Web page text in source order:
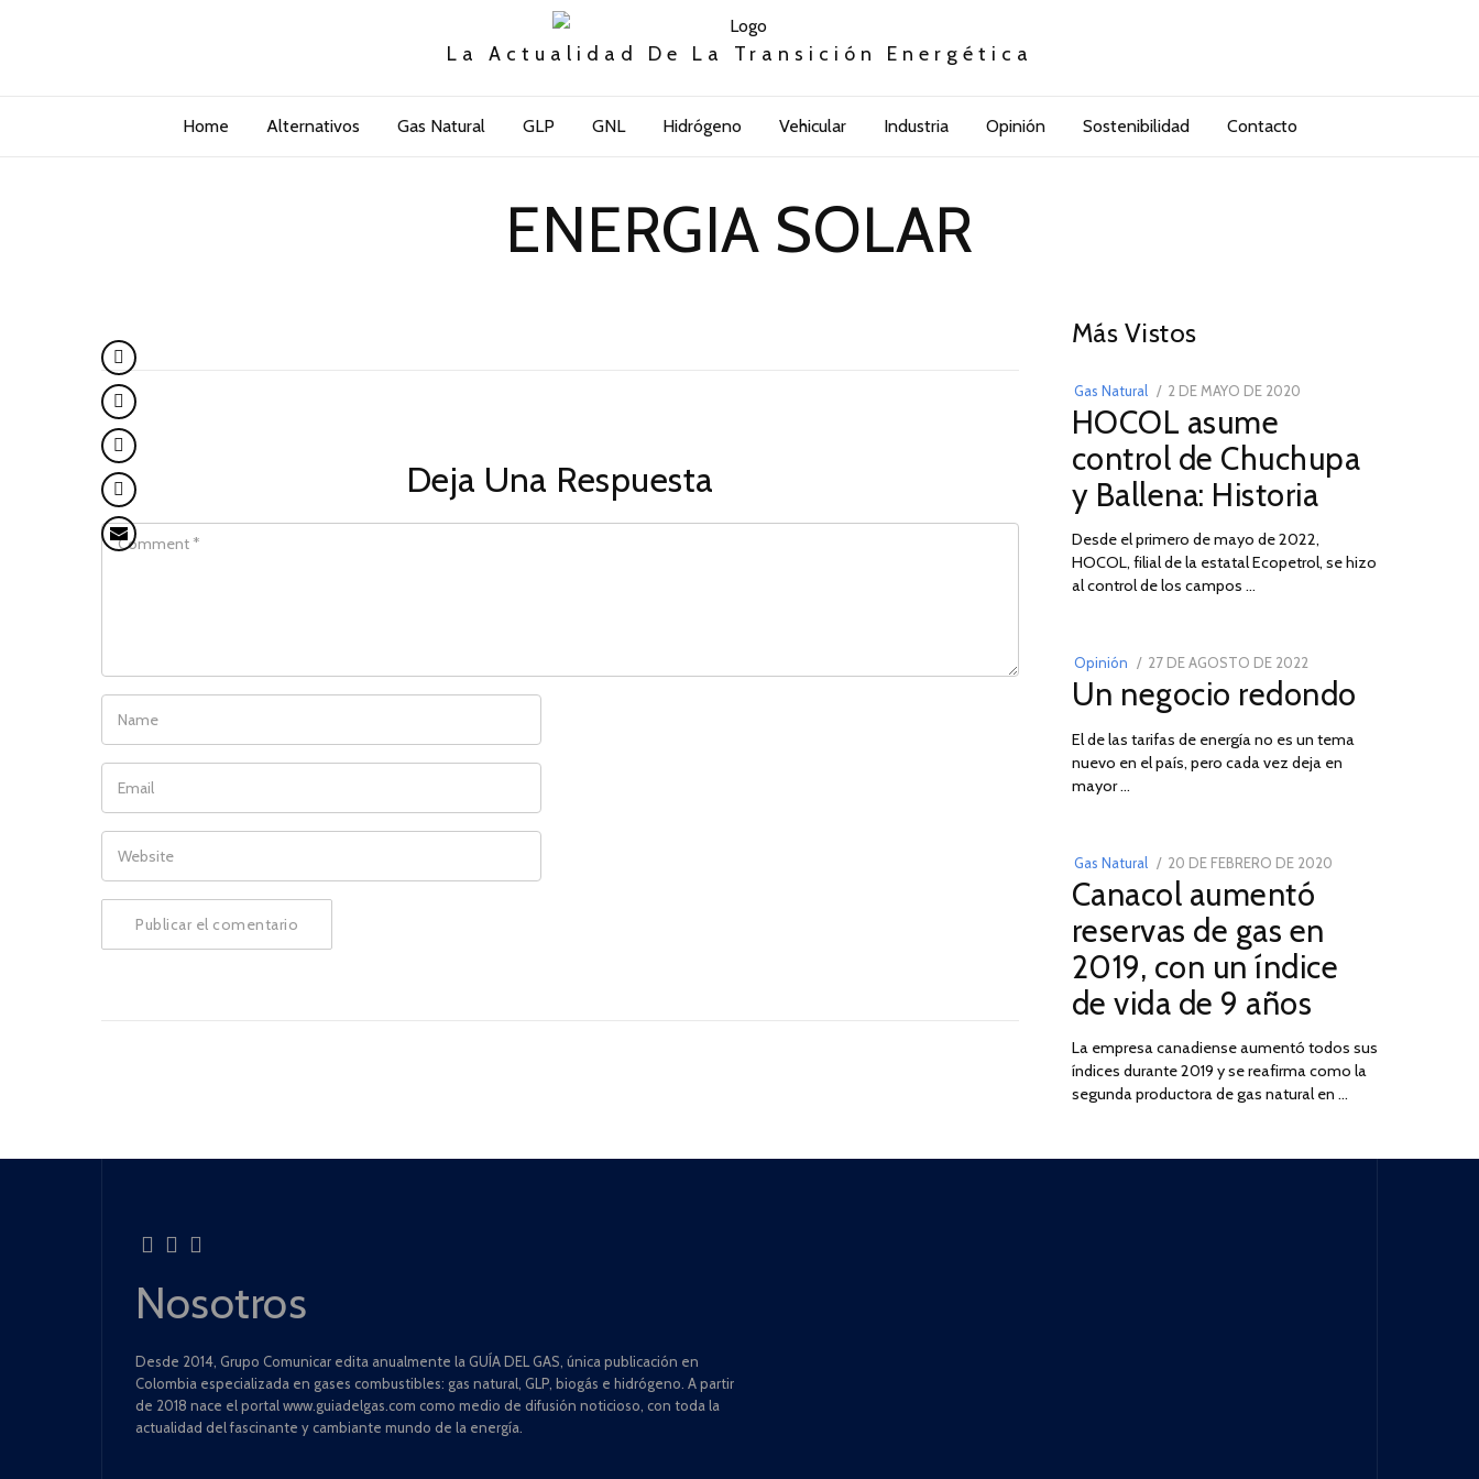
La Actualidad De La Transición Energética
Home Alternativos Gas Natural GLP GNL Hidrógeno Vehicular Industria Opinión Sostenibilidad Contacto
ENERGIA SOLAR
Deja Una Respuesta
COMMENT
NAME
EMAIL
WEBSITE
Más Vistos
Gas Natural
POSTED
ON
2 DE MAYO DE 2020
DE
2026
HOCOL asume
control de Chuchupa
y Ballena: Historia
Desde el primero de mayo de 2022,
HOCOL, filial de la estatal Ecopetrol, se hizo
al control de los campos …
Opinión
POSTED
ON
27 DE AGOSTO DE 202230
DE
DE
2022
Un negocio redondo
El de las tarifas de energía no es un tema
nuevo en el país, pero cada vez deja en
mayor …
03
Gas Natural
POSTED
ON
20 DE FEBRERO DE 2020
2025
Canacol aumentó
reservas de gas en
2019, con un índice
de vida de 9 años
La empresa canadiense aumentó todos sus
índices durante 2019 y se reafirma como la
segunda productora de gas natural en …
Nosotros
Desde 2014, Grupo Comunicar edita anualmente la GUÍA DEL GAS, única publicación en
Colombia especializada en gases combustibles: gas natural, GLP, biogás e hidrógeno. A partir
de 2018 nace el portal www.guiadelgas.com como medio de difusión noticioso, con toda la
actualidad del fascinante y cambiante mundo de la energía.